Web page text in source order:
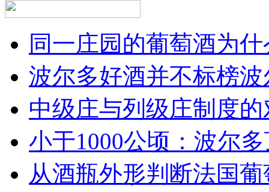
同一庄园的葡萄酒为
波尔多好酒并不标榜
中级庄与列级庄制度
小于1000公顷：波尔
从酒瓶外形判断法国